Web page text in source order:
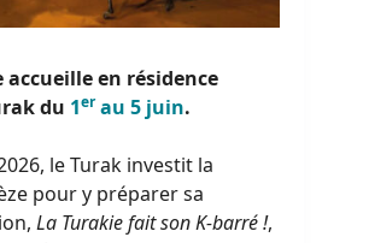
accueille en résidence
du 1erau 5 juin.
le Turak investit la
pour y préparer sa
La Turakie fait son K-barré !,